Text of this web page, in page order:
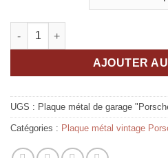
quantité de Plaque Métal Vintage
AJOUTER
UGS : Plaque métal de garage
Catégories : Plaque métal vintage